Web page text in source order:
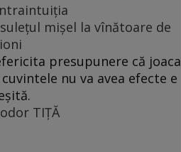
mișel la vînătoare de
presupunere că joaca
nu va avea efecte e
TIŢĂ